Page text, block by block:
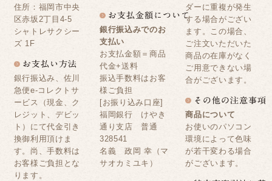
住所：福岡市中央
区赤坂2丁目4-5
シャトレサクシー
ズ 1F
銀行振込み、佐川
急便e-コレクトサ
ービス（現金、ク
レジット、デビッ
ト）にて代金引き
換御利用頂けま
す。尚、手数料は
お客様ご負担とな
ります。
銀行振込みでのお
支払い
お支払金額＝商品
代金+送料
振込手数料はお客
様ご負担
[お振り込み口座]
福岡銀行 けやき
通り支店 普通
328541
名義 政岡 幸（マ
サオカミユキ）
ダーに重複が発生
する場合がござい
ます。この場合、
ご注文いただいた
商品の在庫がなく
ご用意できない場
合がございます。
商品について
お使いのパソコン
環境によって色味
が若干変わる場合
がございます。